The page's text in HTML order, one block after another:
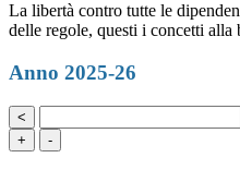
La libertà contro tutte le
delle regole, questi i concetti alla
Anno 2025-26
<
+
-